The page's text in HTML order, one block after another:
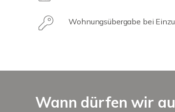
Wohnungsübergabe bei
Wann dürfen wir